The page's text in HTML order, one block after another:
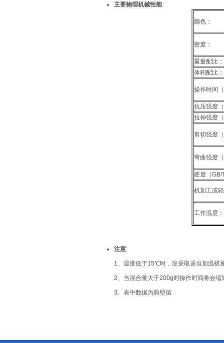
主要物理机械性能
颜色：
密度：
重量配比：
体积配比：
操作时间
抗压强度
拉伸强度
剪切强度
弯曲强度
硬度（GB/
机加工或
工作温度：
注意
1、温度低于15℃时，应采取适当加温措
2、当混合量大于200g时操作时间将会缩
3、表中数据为典型值